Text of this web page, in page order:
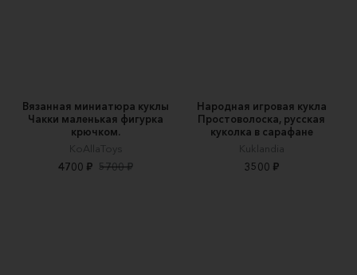
Вязанная миниатюра куклы
Чакки маленькая фигурка
крючком.
KoAllaToys
4700 ₽ 5700 ₽
Народная игровая кукла
Простоволоска, русская
куколка в сарафане
Kuklandia
3500 ₽